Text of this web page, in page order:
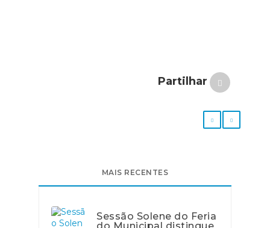
Partilhar
MAIS RECENTES
Sessão Solene do Feria